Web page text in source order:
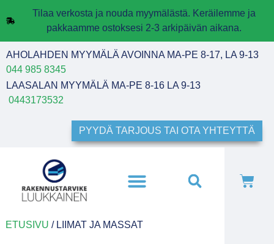
Tilaa verkosta ja nouda myymälästä. Keräilemme ja
pakkaamme ostoksesi 2-3 arkipäivän aikana.
AHOLAHDEN MYYMÄLÄ AVOINNA MA-PE 8-17, LA 9-13
044 985 8345
LAASALAN MYYMÄLÄ MA-PE 8-16 LA 9-13
0443173532
PYYDÄ TARJOUS TAI OTA YHTEYTTÄ
ETUSIVU / LIIMAT JA MASSAT